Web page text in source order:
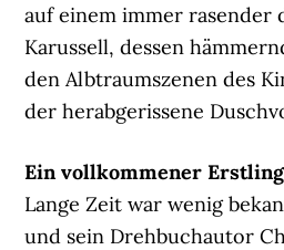
auf einem immer rasender
Karussell, dessen
den Albtraumszenen des
der herabgerissene
Ein vollkommener Erstling
Lange Zeit war wenig
und sein Drehbuchautor